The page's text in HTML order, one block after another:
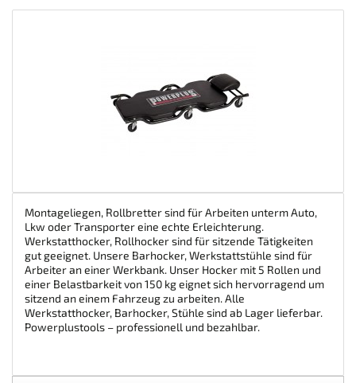
Montageliegen, Rollbretter sind für Arbeiten unterm Auto,
Lkw oder Transporter eine echte Erleichterung.
Werkstatthocker, Rollhocker sind für sitzende Tätigkeiten
gut geeignet. Unsere Barhocker, Werkstattstühle sind für
Arbeiter an einer Werkbank. Unser Hocker mit 5 Rollen und
einer Belastbarkeit von 150 kg eignet sich hervorragend um
sitzend an einem Fahrzeug zu arbeiten. Alle
Werkstatthocker, Barhocker, Stühle sind ab Lager lieferbar.
Powerplustools – professionell und bezahlbar.